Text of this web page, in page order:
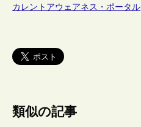
カレントアウェアネス・ポータル
類似の記事